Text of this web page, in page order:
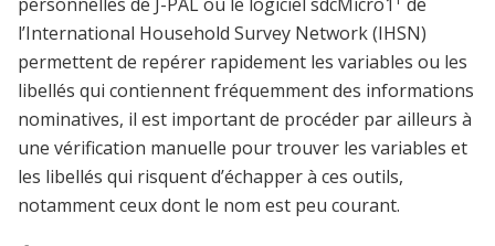
l’International Household Survey Network (IHSN)
permettent de repérer rapidement les variables ou les
libellés qui contiennent fréquemment des informations
nominatives, il est important de procéder par ailleurs à
une vérification manuelle pour trouver les variables et
les libellés qui risquent d’échapper à ces outils,
notamment ceux dont le nom est peu courant.